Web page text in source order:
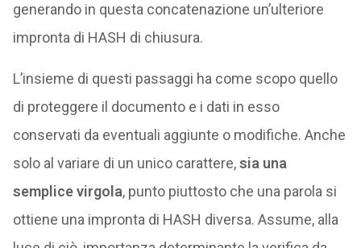
generando in questa concatenazione un’ulteriore
impronta di HASH di chiusura.
L’insieme di questi passaggi ha come scopo quello
di proteggere il documento e i dati in esso
conservati da eventuali aggiunte o modifiche. Anche
solo al variare di un unico carattere,sia una
semplice virgola, punto piuttosto che una parola si
ottiene una impronta di HASH diversa. Assume, alla